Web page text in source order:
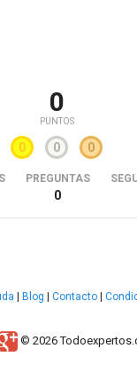
0
PUNTOS
0 0 0
PREGUNTAS
0
Blog Contacto
© 2026